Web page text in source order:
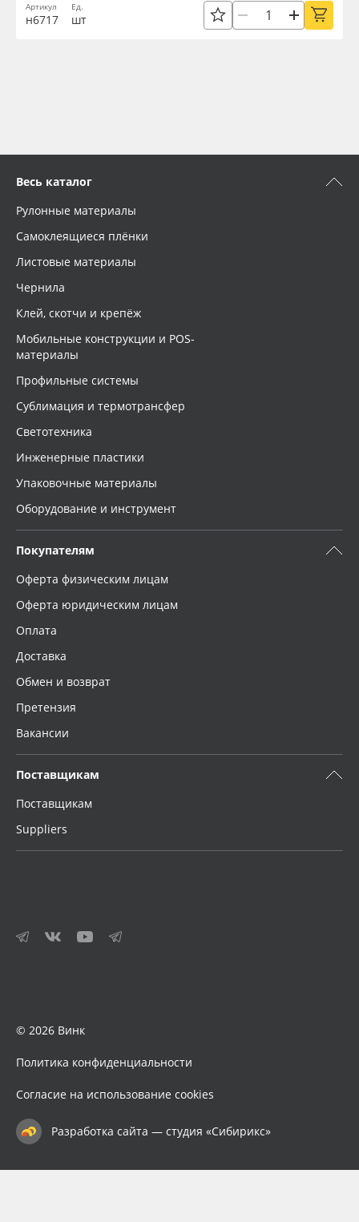
Артикул
н6717
Ед.
шт
Весь каталог
Рулонные материалы
Самоклеящиеся плёнки
Листовые материалы
Чернила
Клей, скотчи и крепёж
Мобильные конструкции и POS-
материалы
Профильные системы
Сублимация и термотрансфер
Светотехника
Инженерные пластики
Упаковочные материалы
Оборудование и инструмент
Покупателям
Оферта физическим лицам
Оферта юридическим лицам
Оплата
Доставка
Обмен и возврат
Претензия
Вакансии
Поставщикам
Поставщикам
Suppliers
© 2026 Винк
Политика конфиденциальности
Согласие на использование cookies
Разработка сайта — студия «Сибирикс»